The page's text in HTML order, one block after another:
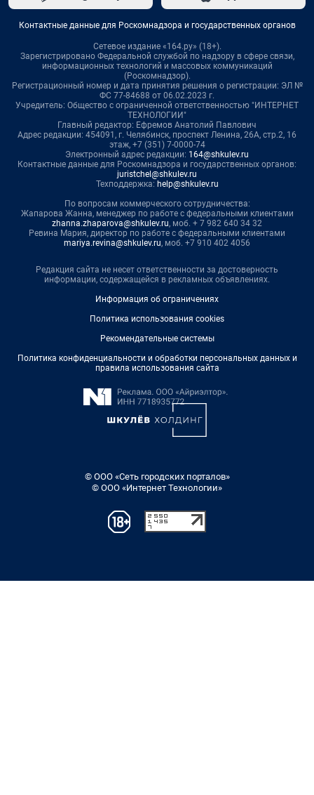
Контактные данные для Роскомнадзора и государственных органов
Сетевое издание «164.ру» (18+).
Зарегистрировано Федеральной службой по надзору в сфере связи,
информационных технологий и массовых коммуникаций
(Роскомнадзор).
Регистрационный номер и дата принятия решения о регистрации: ЭЛ №
ФС 77-84688 от 06.02.2023 г.
Учредитель: Общество с ограниченной ответственностью "ИНТЕРНЕТ
ТЕХНОЛОГИИ"
Главный редактор: Ефремов Анатолий Павлович
Адрес редакции: 454091, г. Челябинск, проспект Ленина, 26А, стр.2, 16
этаж, +7 (351) 7-0000-74
Электронный адрес редакции: 164@shkulev.ru
Контактные данные для Роскомнадзора и государственных органов:
juristchel@shkulev.ru
Техподдержка: help@shkulev.ru
По вопросам коммерческого сотрудничества:
Жапарова Жанна, менеджер по работе с федеральными клиентами
zhanna.zhaparova@shkulev.ru, моб. + 7 982 640 34 32
Ревина Мария, директор по работе с федеральными клиентами
mariya.revina@shkulev.ru, моб. +7 910 402 4056
Редакция сайта не несет ответственности за достоверность
информации, содержащейся в рекламных объявлениях.
Информация об ограничениях
Политика использования cookies
Рекомендательные системы
Политика конфиденциальности и обработки персональных данных и
правила использования сайта
© ООО «Сеть городских порталов»
© ООО «Интернет Технологии»